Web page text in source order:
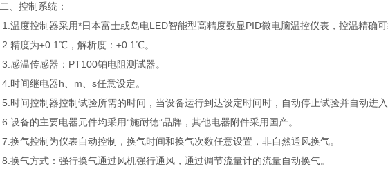
二、控制系统：
1.温度控制器采用*日本富士或岛电LED智能型高精度数显PID微电脑温控仪表，控温精确可
2.精度为±0.1℃，解析度：±0.1℃。
3.感温传感器：PT100铂电阻测试器。
4.时间继电器h、m、s任意设定。
5.时间控制器控制试验所需的时间，当设备运行到达设定时间时，自动停止试验并自动进入
6.设备的主要电器元件均采用“施耐德”品牌，其他电器附件采用国产。
7.换气控制为仪表自动控制，换气时间和换气次数任意设置，非自然通风换气。
8.换气方式：强行换气通过风机强行通风，通过调节流量计的流量自动换气。